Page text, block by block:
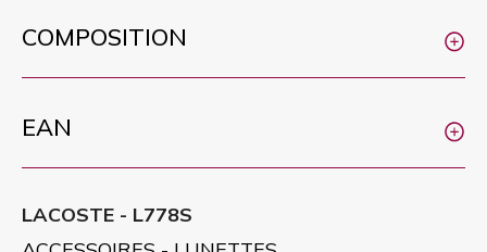
COMPOSITION
EAN
LACOSTE - L778S